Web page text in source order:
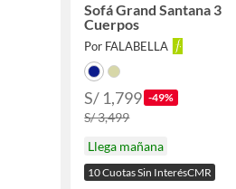
Sofá Grand Santana 3
Cuerpos
Por FALABELLA
S/ 1,799 -49%
S/ 3,499
Llega mañana
10 Cuotas Sin InterésCMR